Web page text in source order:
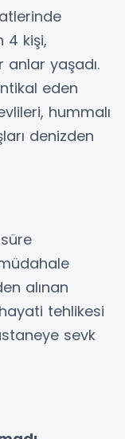
4 kişi,
yaşadı.
eden
hummalı
denizden
alınan
tehlikesi
sevk